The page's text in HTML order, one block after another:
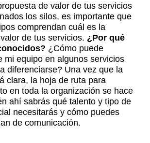
de valor de tus servicios
los silos, es importante que
comprendan cuál es la
de tus servicios. ¿Por qué
¿Cómo puede
mi equipo en algunos servicios
diferenciarse? Una vez que la
clara, la hoja de ruta para
en toda la organización se hace
ahí sabrás qué talento y tipo de
necesitarás y cómo puedes
de comunicación.